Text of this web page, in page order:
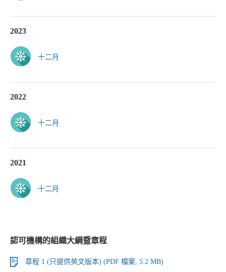
2023
十二月
2022
十二月
2021
十二月
認可機構的組織大綱暨章程
章程 1 (只提供英文版本) (PDF 檔案, 5.2 MB)